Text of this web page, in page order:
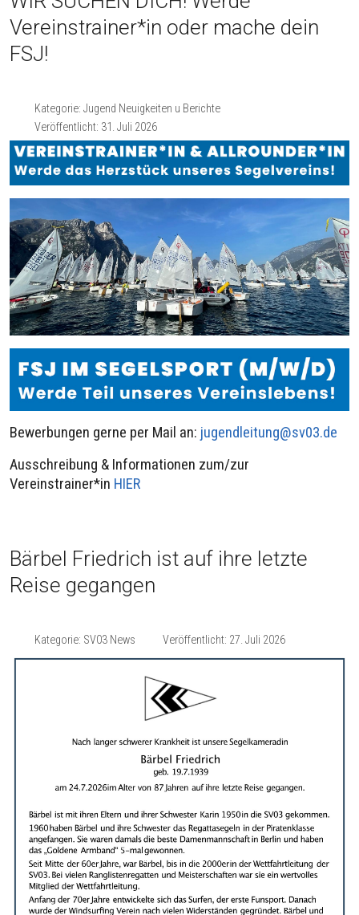
Vereinstrainer*in oder mache dein
FSJ!
Kategorie: Jugend Neuigkeiten u Berichte
Veröffentlicht: 31. Juli 2026
Bewerbungen gerne per Mail an: jugendleitung@sv03.de
Ausschreibung & Informationen zum/zur
Vereinstrainer*in HIER
Bärbel Friedrich ist auf ihre letzte
Reise gegangen
Kategorie: SV03 News Veröffentlicht: 27. Juli 2026